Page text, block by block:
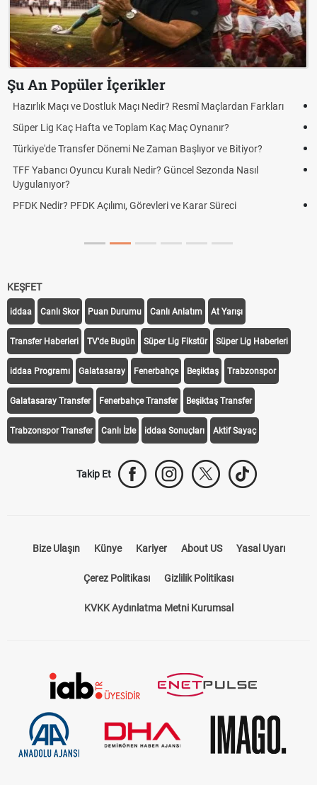
Şu An Popüler İçerikler
Puan Durumunda AG, OM ve Diğer Kısaltmalar Ne Anlama Gelir?
Skor Ne Demek? Sporda Skor ve Sonuç Kavramları
Futbol Nasıl Oynanır? Temel Futbol Kuralları
Deplasman Golü Kuralı Nedir? Hangi Organizasyonlarda
Uygulanıyor?
DGS Sonuçları Ne Zaman Açıklanacak 2026? ÖSYM Sonuç
KEŞFET
iddaa Canlı Skor Puan Durumu Canlı Anlatım At Yarışı
Transfer Haberleri TV'de Bugün Süper Lig Fikstür Süper Lig Haberleri
iddaa Programı Galatasaray Fenerbahçe Beşiktaş Trabzonspor
Galatasaray Transfer Fenerbahçe Transfer Beşiktaş Transfer
Trabzonspor Transfer Canlı İzle iddaa Sonuçları Aktif Sayaç
Takip Et
Bize Ulaşın Künye Kariyer About US Yasal Uyarı
Çerez Politikası Gizlilik Politikası
KVKK Aydınlatma Metni Kurumsal